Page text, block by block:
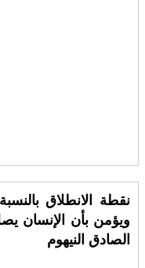
نقطة الانطلاق
ويؤمن بأن الإنسان
الصادق النيهوم